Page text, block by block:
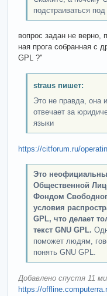
подстраиваться
вопрос задан не верно,
ная прога собранная с
GPL ?"
straus пишет:
Это не правда, она
отвечает за
языки
https://citforum.ru/
Это
Общественной
Фондом
условия
GPL, что делает
текст GNU GPL.
поможет людям,
понять GNU GPL.
Добавлено спустя 11
https://